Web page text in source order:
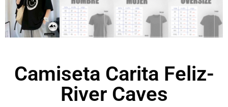
Camiseta Carita Feliz-
River Caves